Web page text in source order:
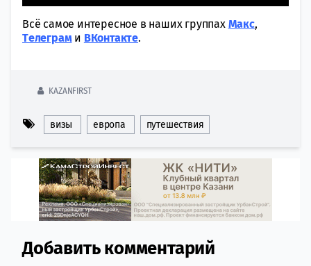
Всё самое интересное в наших группах Макс,
Tелеграми ВКонтакте.
KAZANFIRST
визы европа путешествия
Comment section
Добавить комментарий